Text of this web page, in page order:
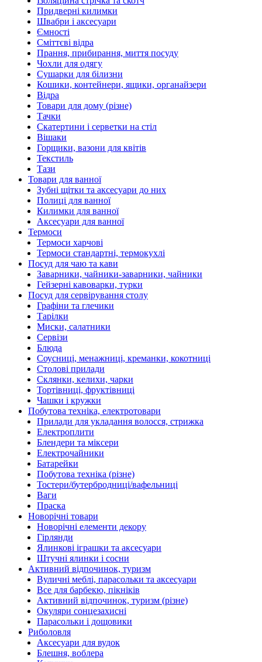
Придверні килимки
Швабри і аксесуари
Ємності
Сміттєві відра
Прання, прибирання, миття посуду
Чохли для одягу
Сушарки для білизни
Кошики, контейнери, ящики, органайзери
Відра
Товари для дому (різне)
Тачки
Скатертини і серветки на стіл
Вішаки
Горщики, вазони для квітів
Текстиль
Тази
Товари для ванної
Зубні щітки та аксесуари до них
Полиці для ванної
Килимки для ванної
Аксесуари для ванної
Термоси
Термоси харчові
Термоси стандартні, термокухлі
Посуд для чаю та кави
Заварники, чайники-заварники, чайники
Гейзерні кавоварки, турки
Посуд для сервірування столу
Графіни та глечики
Тарілки
Миски, салатники
Сервізи
Блюда
Соусниці, менажниці, креманки, кокотниці
Столові прилади
Склянки, келихи, чарки
Тортівниці, фруктівниці
Чашки і кружки
Побутова техніка, електротовари
Прилади для укладання волосся, стрижка
Електроплити
Блендери та міксери
Електрочайники
Батарейки
Побутова техніка (різне)
Тостери/бутербродниці/вафельниці
Ваги
Праска
Новорічні товари
Новорічні елементи декору
Гірлянди
Ялинкові іграшки та аксесуари
Штучні ялинки і сосни
Активний відпочинок, туризм
Вуличні меблі, парасольки та аксесуари
Все для барбекю, пікніків
Активний відпочинок, туризм (різне)
Окуляри сонцезахисні
Парасольки і дощовики
Риболовля
Аксесуари для вудок
Блешня, воблера